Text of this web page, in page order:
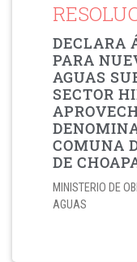
DECLARA
PARA
AGUAS
SECTOR
COMUNA
DE
MINISTERIO DE
AGUAS